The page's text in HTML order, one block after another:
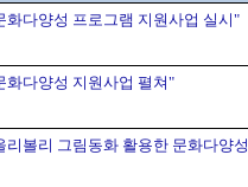
화다양성 프로그램 지원사업 실시"
화다양성 지원사업 펼쳐"
리볼리 그림동화 활용한 문화다양성